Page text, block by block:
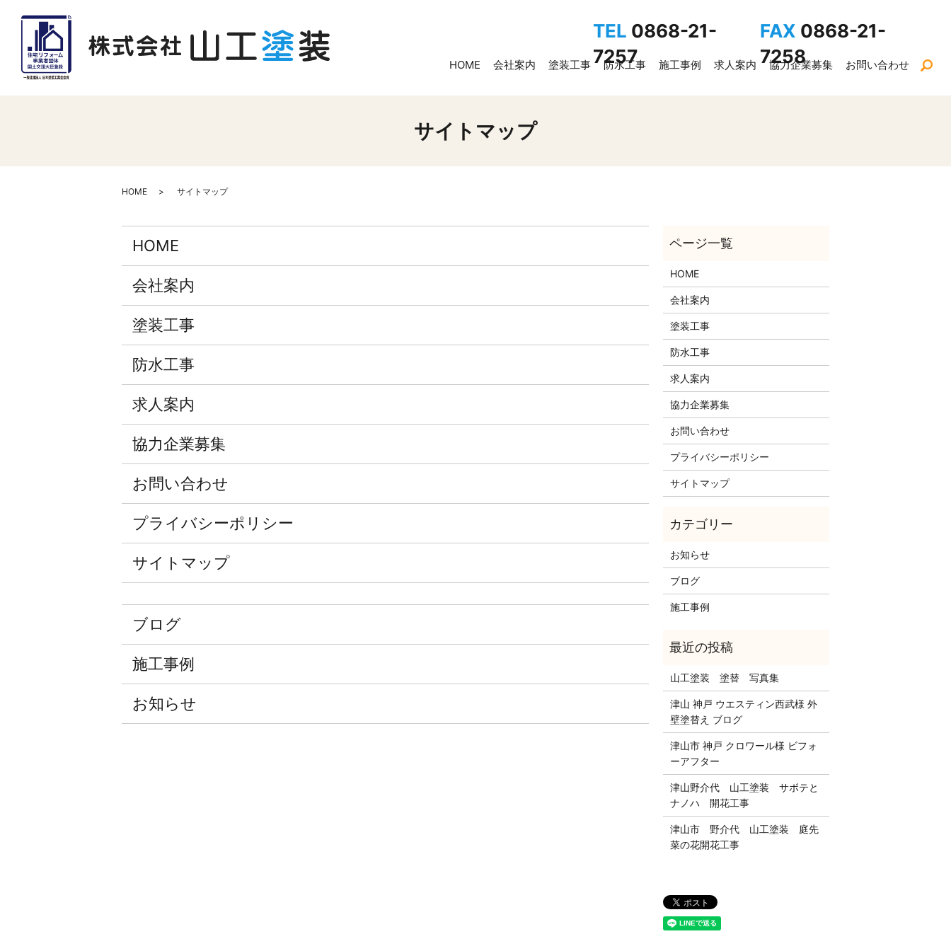
HOME 会社案内 塗装工事 防水工事 施工事例 求人案内 協力企業募集 お問い合わせ
TEL 0868-21-
7257
FAX 0868-21-
7258
サイトマップ
HOME サイトマップ
HOME
会社案内
塗装工事
防水工事
求人案内
協力企業募集
お問い合わせ
プライバシーポリシー
サイトマップ
ブログ
施工事例
お知らせ
HOME
会社案内
塗装工事
防水工事
求人案内
協力企業募集
お問い合わせ
プライバシーポリシー
サイトマップ
お知らせ
ブログ
施工事例
山工塗装 塗替 写真集
津山 神戸 ウエスティン西武様 外
壁塗替え ブログ
津山市 神戸 クロワール様 ビフォ
ーアフター
津山野介代 山工塗装 サボテと
ナノハ 開花工事
津山市 野介代 山工塗装 庭先
菜の花開花工事